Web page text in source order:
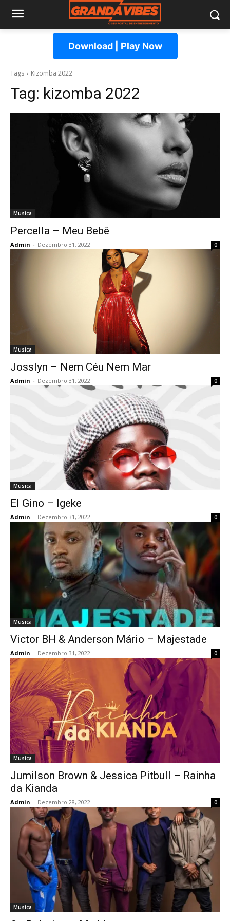
Download | Play Now
Tags Kizomba 2022
Tag: kizomba 2022
Musica
Percella – Meu Bebê
Admin - Dezembro 31, 2022 0
Musica
Josslyn – Nem Céu Nem Mar
Admin - Dezembro 31, 2022 0
Musica
El Gino – Igeke
Admin - Dezembro 31, 2022 0
Musica
Victor BH & Anderson Mário – Majestade
Admin - Dezembro 31, 2022 0
Musica
Jumilson Brown & Jessica Pitbull – Rainha
da Kianda
Admin - Dezembro 28, 2022 0
Musica